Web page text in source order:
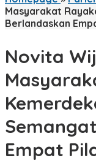
Masyarakat
Berlandaskan
Novita
Empat